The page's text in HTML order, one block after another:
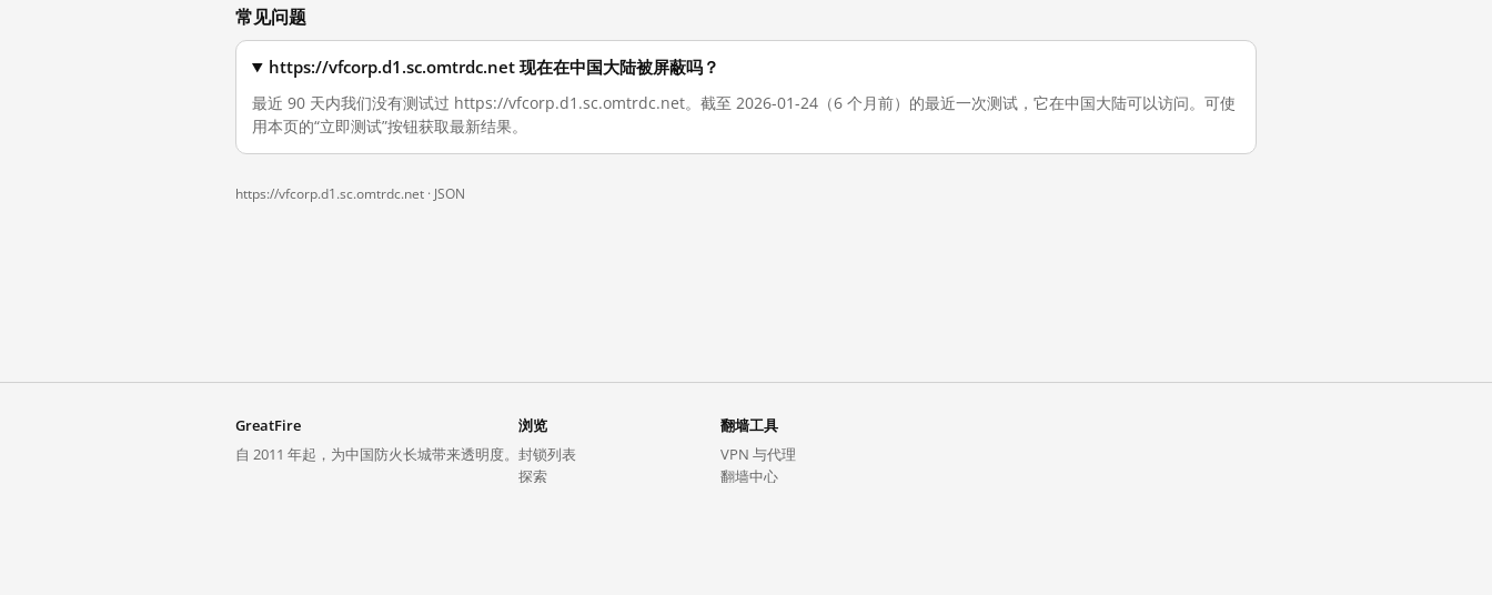
常见问题
https://vfcorp.d1.sc.omtrdc.net 现在在中国大陆被屏蔽吗？
最近 90 天内我们没有测试过 https://vfcorp.d1.sc.omtrdc.net。截至 2026-01-24（6 个月前）的最近一次测试，它在中国大陆可以访问。可使
用本页的“立即测试”按钮获取最新结果。
https://vfcorp.d1.sc.omtrdc.net · JSON
GreatFire
自 2011 年起，为中国防火长城带来透明度。
浏览
封锁列表
探索
翻墙工具
VPN 与代理
翻墙中心